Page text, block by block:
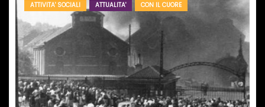
ATTIVITA' SOCIALI ATTUALITA' CON IL CUORE